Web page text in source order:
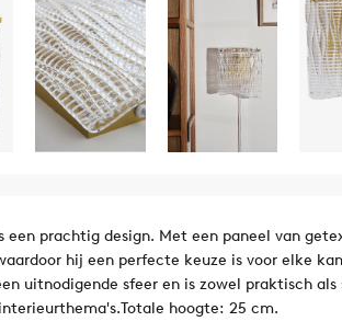
een prachtig design. Met een paneel van
hij een perfecte keuze is voor elke
uitnodigende sfeer en is zowel praktisch
Totale hoogte: 25 cm.